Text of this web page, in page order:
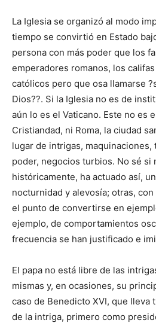
La Iglesia se organizó al modo
tiempo se convirtió en Estado
persona con más poder que los
emperadores romanos, los
católicos pero que osa llamarse
Dios??. Si la Iglesia no es de
aún lo es el Vaticano. Este no es
Cristiandad, ni Roma, la ciudad
lugar de intrigas,
poder, negocios turbios. No sé si
históricamente, ha actuado así,
nocturnidad y alevosía; otras,
el punto de convertirse en
ejemplo, de comportamientos
frecuencia se han justificado e
El papa no está libre de las
mismas y, en ocasiones, su
caso de Benedicto XVI, que lleva
de la intriga, primero como